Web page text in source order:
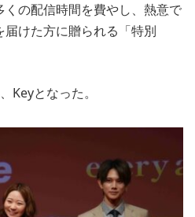
くの配信時間を費やし、熱意で
けた方に贈られる「特別
Keyとなった。